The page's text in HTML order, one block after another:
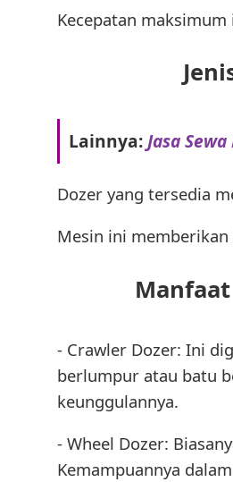
Kecepatan
Lainnya:Jasa
Dozer yang tersedia
Mesin ini memberikan
- Crawler Dozer: Ini
berlumpur atau batu
keunggulannya.
- Wheel Dozer:
Kemampuannya